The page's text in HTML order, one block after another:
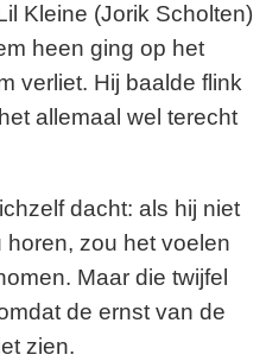
Kleine (Jorik Scholten)
heen ging op het
verliet. Hij baalde flink
allemaal wel terecht
dacht: als hij niet
zou het voelen
Maar die twijfel
de ernst van de
zien.